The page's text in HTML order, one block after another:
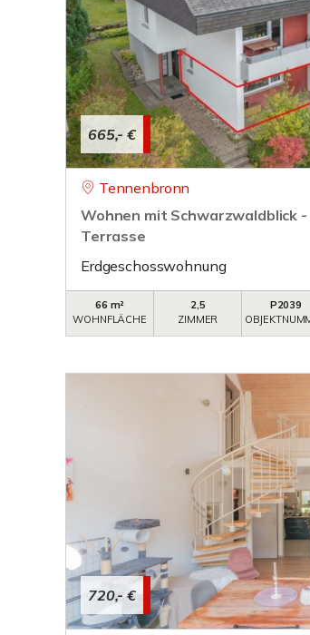
665,- €
Tennenbronn
Wohnen mit Schwarzwaldblick
Terrasse
Erdgeschosswohnung
66 m²
WOHNFLÄCHE
2,5
ZIMMER
P2039
720,- €